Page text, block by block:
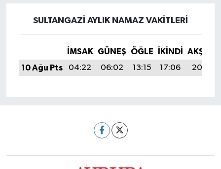
SULTANGAZI AYLIK NAMAZ VAKITLERI
İMSAK GÜNEŞ ÖĞLE İKINDI
AKŞAM
10 Ağu Pts
04:22 06:02 13:15 17:06 20:18